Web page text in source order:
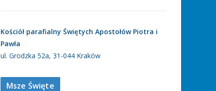
Kościół parafialny Świętych Apostołów Piotra i
Pawła
ul. Grodzka 52a, 31-044 Kraków
Msze Święte